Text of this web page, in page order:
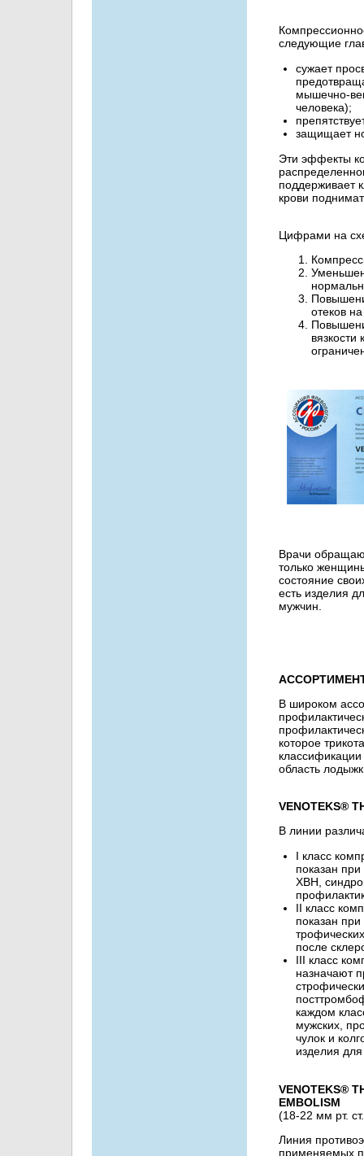
следующие
сужает
мышечно-
человека);
защищает
Эти эффекты
поддерживает
крови
Цифрами на
отеков
Врачи
только
состояние
есть изделия
мужчин.
АССОРТИМЕНТ
В широком
которое
область
VENOTEKS®
В линии
I класс
показан
ХВН,
II класс
показан
после
III класс
назначают
каждом
мужских,
чулок и
изделия
VENOTEKS®
EMBOLISM
(18-22 мм рт.
Линия
применяемых